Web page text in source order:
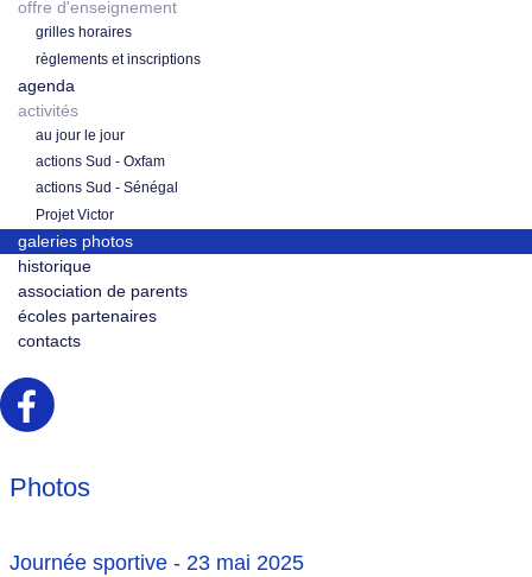
offre d'enseignement
grilles horaires
règlements et inscriptions
agenda
activités
au jour le jour
actions Sud - Oxfam
actions Sud - Sénégal
Projet Victor
galeries photos
historique
association de parents
écoles partenaires
contacts
Photos
Journée sportive - 23 mai 2025